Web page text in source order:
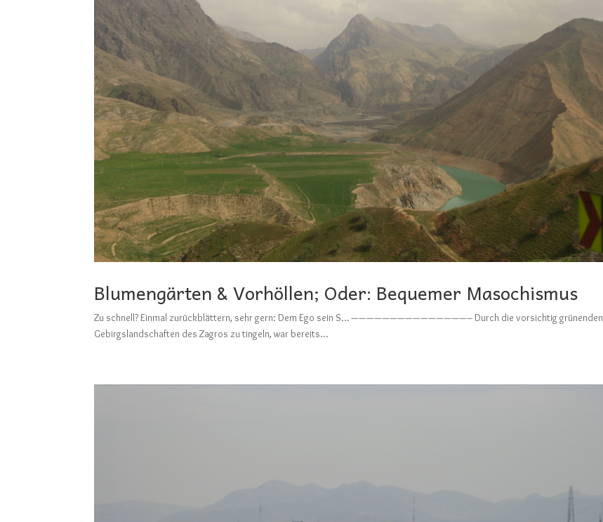
Blumengärten & Vorhöllen; Oder: Bequemer Masochismus
Zu schnell? Einmal zurückblättern, sehr gern: Dem Ego sein S… ———————————————– Durch die vorsichtig grünenden
Gebirgslandschaften des Zagros zu tingeln, war bereits...